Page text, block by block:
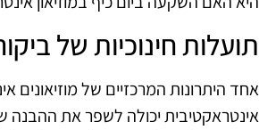
תועלות חינוכיות של
אחד היתרונות המרכזיים של מוזיאונים
אינטראקטיבית יכולה לשפר את ההבנה